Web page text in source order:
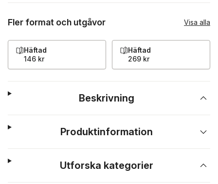
Fler format och utgåvor Visa alla
Häftad
146 kr
Häftad
269 kr
Beskrivning
Produktinformation
Utforska kategorier